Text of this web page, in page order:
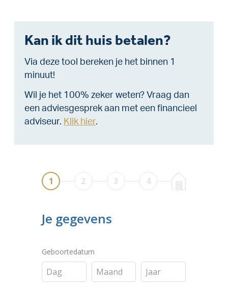
Kan ik dit huis betalen?
Via deze tool bereken je het binnen 1
minuut!
Wil je het 100% zeker weten? Vraag dan
een adviesgesprek aan met een financieel
adviseur. Klik hier.